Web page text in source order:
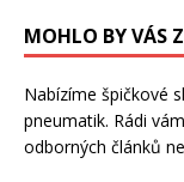
MOHLO BY VÁS
Nabízíme špičkové
pneumatik. Rádi
odborných článků